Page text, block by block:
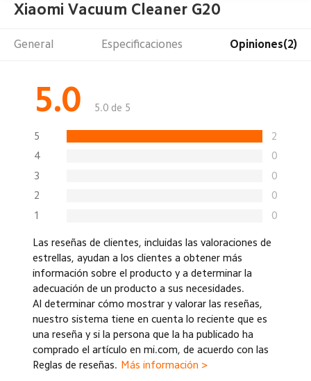
Xiaomi Vacuum Cleaner G20
General Especificaciones Opiniones(2)
5.0 5.0 de 5
5
2
4
0
3
0
2
0
1
0
Las reseñas de clientes, incluidas las valoraciones de
estrellas, ayudan a los clientes a obtener más
información sobre el producto y a determinar la
adecuación de un producto a sus necesidades.
Al determinar cómo mostrar y valorar las reseñas,
nuestro sistema tiene en cuenta lo reciente que es
una reseña y si la persona que la ha publicado ha
comprado el artículo en mi.com, de acuerdo con las
Reglas de reseñas. Más información >